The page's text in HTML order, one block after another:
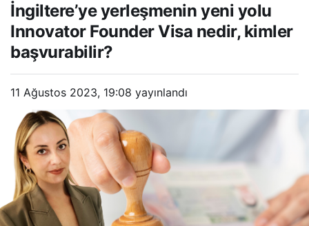
Founder Visa nedir, kimler
başvurabilir?
İngiltere’ye yerleşmenin yeni yolu
Innovator Founder Visa nedir, kimler
başvurabilir?
11 Ağustos 2023, 19:08 yayınlandı